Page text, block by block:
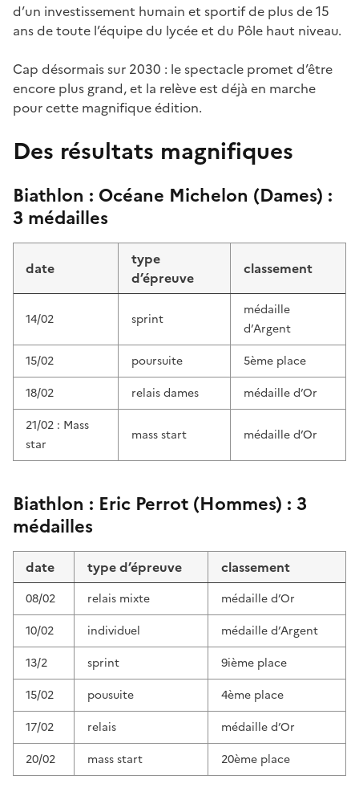
d’un investissement humain et sportif de plus de 15
ans de toute l’équipe du lycée et du Pôle haut niveau.
Cap désormais sur 2030 : le spectacle promet d’être
encore plus grand, et la relève est déjà en marche
pour cette magnifique édition.
Des résultats magnifiques
Biathlon : Océane Michelon (Dames) :
3 médailles
date
type
d’épreuve
classement
14/02 sprint
médaille
d’Argent
15/02
poursuite
5ème place
18/02
relais dames
médaille d’Or
21/02 : Mass
star
mass start médaille d’Or
Biathlon : Eric Perrot (Hommes) : 3
médailles
date type d’épreuve classement
08/02 relais mixte
médaille d’Or
10/02
individuel
médaille d’Argent
13/2
sprint
9ième place
15/02
pousuite
4ème place
17/02
relais
médaille d’Or
20/02
mass start 20ème place